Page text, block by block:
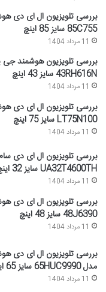
بررسی تلویزیون ال ای دی
85C755 سایز 85 اینچ
11 مرداد 1404
43RH616N سایز 43 اینچ
11 مرداد 1404
بررسی تلویزیون ال ای
LT75N100 سایز 75 اینچ
11 مرداد 1404
بررسی تلویزیون ال ای دی
UA32T4600TH سایز 32 اینچ
11 مرداد 1404
بررسی تلویزیون ال ای دی
48J6390 سایز 48 اینچ
11 مرداد 1404
بررسی تلویزیون ال ای دی
مدل 65HUC9990 سایز 65 اینچ
11 مرداد 1404